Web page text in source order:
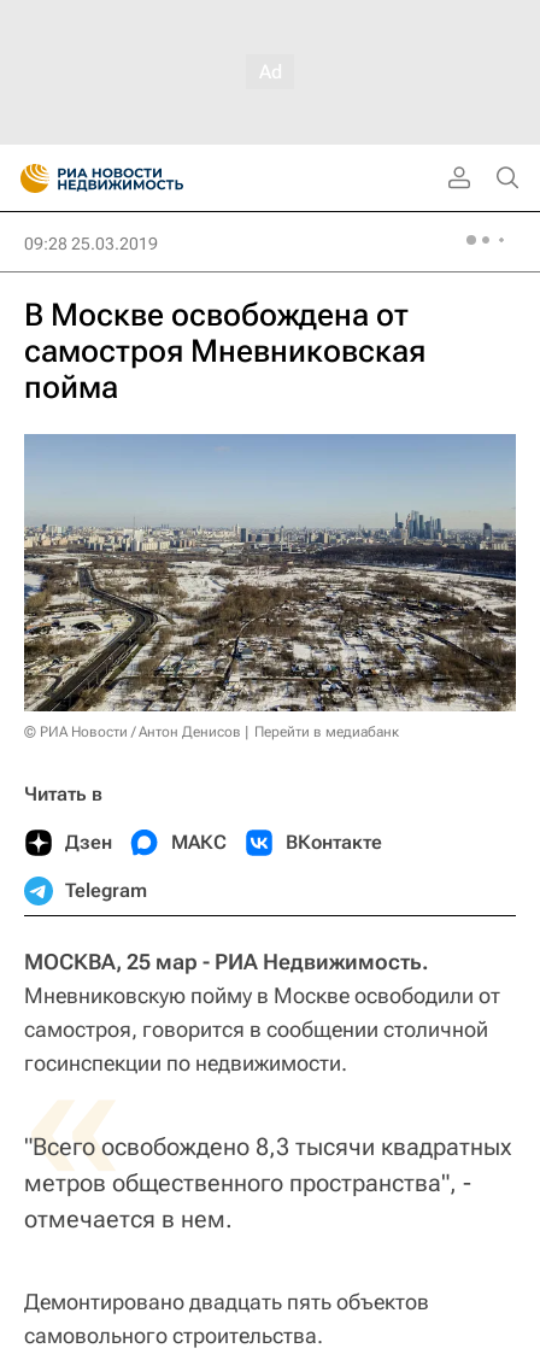
09:28 25.03.2019
В Москве освобождена от
самостроя Мневниковская
пойма
© РИА Новости / Антон Денисов Перейти в медиабанк
Читать в
Дзен МАКС ВКонтакте
Telegram
МОСКВА, 25 мар - РИА Недвижимость.
Мневниковскую пойму в Москве освободили от
самостроя, говорится в сообщении столичной
госинспекции по недвижимости.
«
"Всего освобождено 8,3 тысячи квадратных
метров общественного пространства", -
отмечается в нем.
Демонтировано двадцать пять объектов
самовольного строительства.